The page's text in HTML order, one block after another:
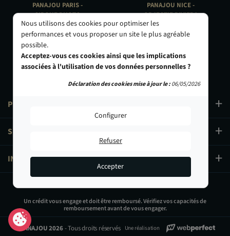
199,00 €
Ajouter au panier
PANAJOU PARIS -
CIRQUE PHOTO
9, bd des Filles-du-Calvaire
75003 Paris
01 40 29 91 91
PRODUITS
SERVICES
INFORMATIONS
PANAJOU NICE -
OBJECTIF RIVIERA
24 Rue de l'Hôtel des Postes
06000 Nice
Un crédit vous engage et doit être remboursé. Vérifiez vos capacités de
remboursement avant de vous engager.
© PANAJOU 2026- Tous droits réservés Une réalisation
Nous utilisons des cookies pour optimiser les
performances et vous proposer un site le plus agréable
possible.
Acceptez-vous ces cookies ainsi que les implications
associées à l'utilisation de vos données personnelles ?
Configurer
Refuser
Accepter
Déclaration des cookies mise à jour le :06/05/2026